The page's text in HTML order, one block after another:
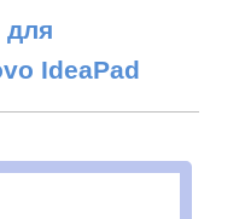
для
IdeaPad